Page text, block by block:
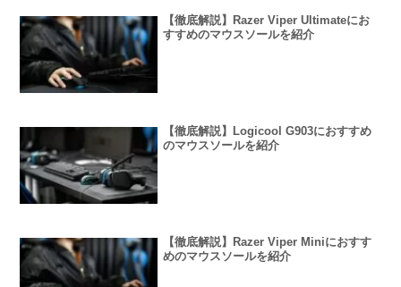
【徹底解説】Razer Viper Ultimateにお
すすめのマウスソールを紹介
【徹底解説】Logicool G903におすすめ
のマウスソールを紹介
【徹底解説】Razer Viper Miniにおすす
めのマウスソールを紹介